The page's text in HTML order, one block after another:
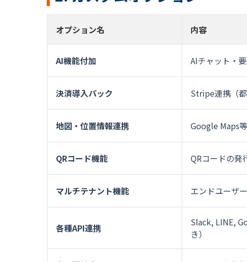
オプション名 内容
AI機能付加 AIチャット・
決済導入パック Stripe連携（
地図・位置情報連携 Google Maps
QRコード機能 QRコードの発
マルチテナント機能 エンドユーザ
各種API連携
Slack, LINE,
き）